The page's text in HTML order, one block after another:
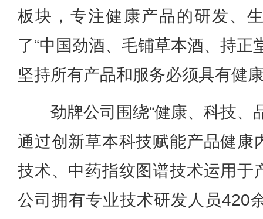
板块，专注健康产品的研发、
了“中国劲酒、毛铺草本酒、持正
坚持所有产品和服务必须具有健
劲牌公司围绕“健康、科技、
通过创新草本科技赋能产品健康
技术、中药指纹图谱技术运用于
公司拥有专业技术研发人员420